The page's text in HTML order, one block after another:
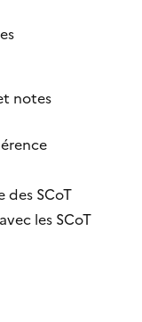
notes
des SCoT
les SCoT